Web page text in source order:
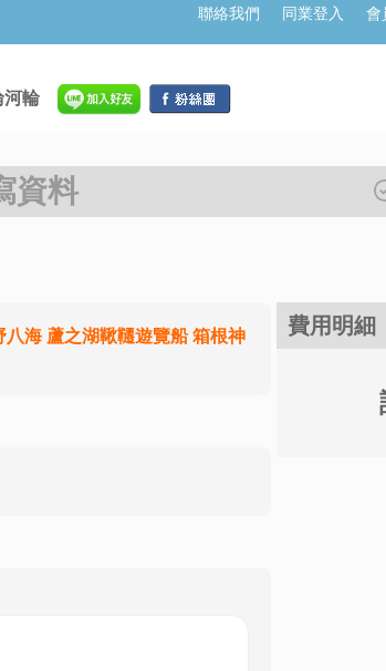
聯絡我們 同業登入 會
河輪
資料
八海 蘆之湖鞦韆遊覽船 箱根神
費用明細